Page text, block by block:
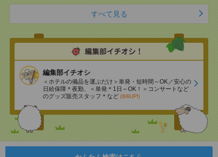
すべて見る
編集部イチオシ
＜ホテルの備品を運ぶだけ＞単発・短時間～OK／安心の
日給保障＊夜勤、＜単発＊1日～OK！＞コンサートなど
のグッズ販売スタッフ＊など (8/6UP!)